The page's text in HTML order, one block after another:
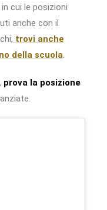
in cui le posizioni
anche con il
trovi anche
della scuola.
prova la posizione